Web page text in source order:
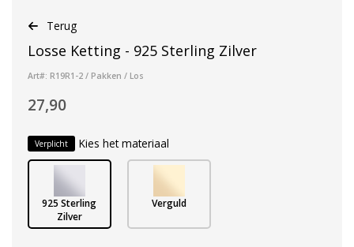
Terug
Losse Ketting - 925 Sterling Zilver
Art#: R19R1-2 / Pakken / Los
27,90
Verplicht Kies het materiaal
925 Sterling
Zilver
Verguld